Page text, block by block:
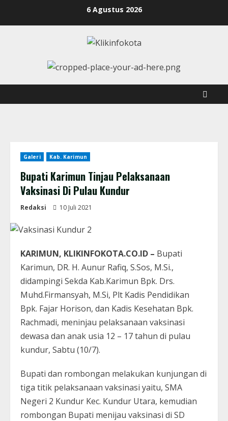
6 Agustus 2026
Galeri Kab. Karimun
Bupati Karimun Tinjau Pelaksanaan
Vaksinasi Di Pulau Kundur
Redaksi 10 Juli 2021
KARIMUN, KLIKINFOKOTA.CO.ID – Bupati
Karimun, DR. H. Aunur Rafiq, S.Sos, M.Si.,
didampingi Sekda Kab.Karimun Bpk. Drs.
Muhd.Firmansyah, M.Si, Plt Kadis Pendidikan
Bpk. Fajar Horison, dan Kadis Kesehatan Bpk.
Rachmadi, meninjau pelaksanaan vaksinasi
dewasa dan anak usia 12 – 17 tahun di pulau
kundur, Sabtu (10/7).
Bupati dan rombongan melakukan kunjungan di
tiga titik pelaksanaan vaksinasi yaitu, SMA
Negeri 2 Kundur Kec. Kundur Utara, kemudian
rombongan Bupati menijau vaksinasi di SD